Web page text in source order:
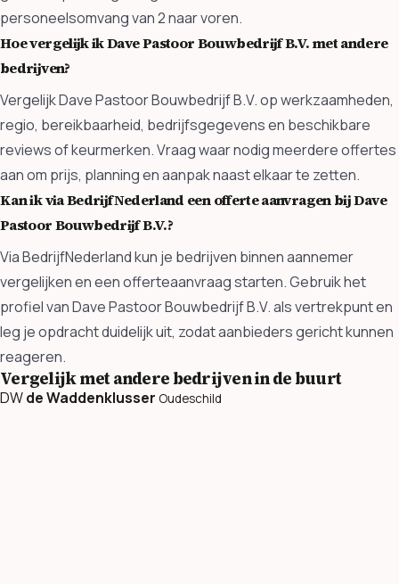
personeelsomvang van 2 naar voren.
Hoe vergelijk ik Dave Pastoor Bouwbedrijf B.V. met andere
bedrijven?
Vergelijk Dave Pastoor Bouwbedrijf B.V. op werkzaamheden,
regio, bereikbaarheid, bedrijfsgegevens en beschikbare
reviews of keurmerken. Vraag waar nodig meerdere offertes
aan om prijs, planning en aanpak naast elkaar te zetten.
Kan ik via BedrijfNederland een offerte aanvragen bij Dave
Pastoor Bouwbedrijf B.V.?
Via BedrijfNederland kun je bedrijven binnen aannemer
vergelijken en een offerteaanvraag starten. Gebruik het
profiel van Dave Pastoor Bouwbedrijf B.V. als vertrekpunt en
leg je opdracht duidelijk uit, zodat aanbieders gericht kunnen
reageren.
Vergelijk met andere bedrijven in de buurt
DWde Waddenklusser Oudeschild